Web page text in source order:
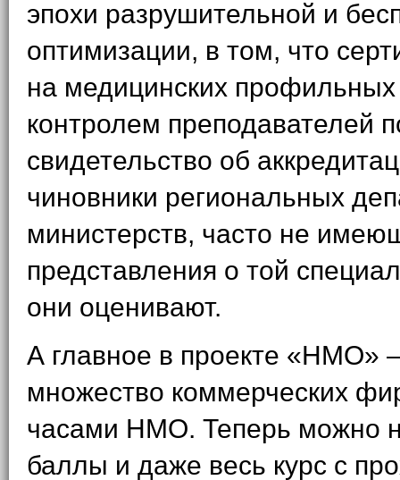
эпохи разрушительной и
оптимизации, в том, что
на медицинских
контролем преподавателей
свидетельство об
чиновники региональных
министерств, часто не
представления о той
они оценивают.
А главное в проекте «НМО»
множество коммерческих
часами НМО. Теперь можно
баллы и даже весь курс с